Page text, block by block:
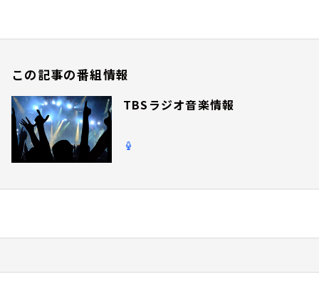
この記事の番組情報
TBSラジオ音楽情報